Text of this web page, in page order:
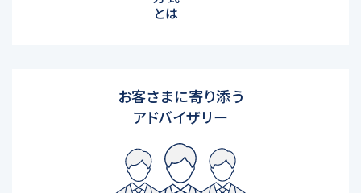
とは
お客さまに寄り添う
アドバイザリー